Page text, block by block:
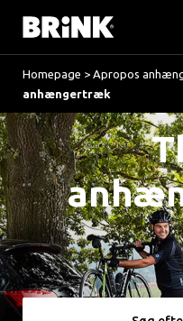
Homepage > Apropos
anhængertræk